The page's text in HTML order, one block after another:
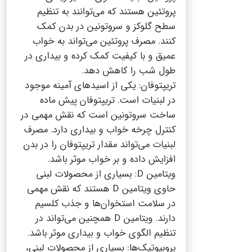
پروتئین هستند که می‌توانند به تنظیم
سطح گلوکز و سروتونین در بدن کمک
کنند. مصرف پروتئین می‌تواند به خواب
عمیق و با کیفیت کمک کرده و بیداری در
طول شب را کاهش دهد.
تریپتوفان: یکی از اسیدهای آمینه موجود
در لبنیات است. تریپتوفان پیش ماده
ساخت سروتونین است که نقش مهمی در
کنترل چرخه خواب و بیداری دارد. مصرف
لبنیات می‌تواند مقدار تریپتوفان را در بدن
افزایش داده و بر خواب موثر باشد.
ویتامین D: بسیاری از محصولات لبنی
حاوی ویتامین D هستند که نقش مهمی
در سلامت استخوان‌ها و جذب کلسیم
دارند. ویتامین D همچنین می‌تواند در
تنظیم الگوی خواب و بیداری موثر باشد.
پروبیوتیک‌ها: بسیاری از محصولات لبنی،